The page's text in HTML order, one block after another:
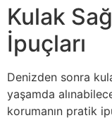
Kulak
İpuçları
Denizden sonra
yaşamda
korumanın pratik